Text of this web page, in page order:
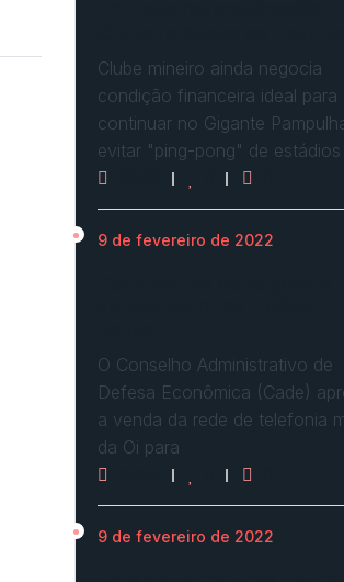
Clube mineiro ainda negocia
condição financeira ideal para
continuar no Gigante
evitar "ping-pong" de estádios
9 de fevereiro de 2022
O Conselho Administrativo de
Defesa Econômica (Cade)
a venda da rede de telefonia
da Oi para
9 de fevereiro de 2022